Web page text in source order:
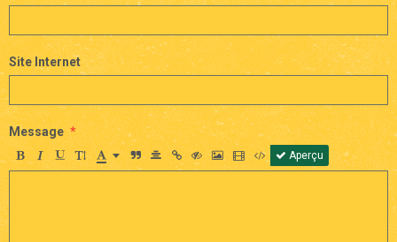
Site Internet
Message
Aperçu